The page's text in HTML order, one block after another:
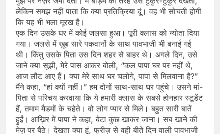
लेकिन समझ नहीं पाता कि क्या प्रतिक्रिया दूं। वह भी सोचती होगी
कि यह भी भला मूरख है।
एक दिन उसके घर में कोई जलसा हुआ। पूरी क्लास को न्योता दिया
गया। जलसे में ख़ूब सारे पकवानों के साथ पावभाजी भी बनाई गई
थी। किंतु उसके पिता उस दिन शहर से बाहर थे। अगले दिन, उसे
जाने क्या सूझी, मेरे पास आकर बोली, “कल पापा घर पर नहीं थे,
आज लौट आए हैं। क्या मेरे साथ घर चलोगे, पापा से मिलवाना है?”
मैंने कहा, “हां क्यों नहीं।” हम दोनों साथ-साथ घर पहुंचे। उसने मां-
पिता से परिचय करवाया कि ये हमारी क्लास के सबसे होनहार स्टूडेंट
हैं, तमाम मैडमों के चहेते। वो लोग प्यार से मिले। बहुत सारी बातें
हुईं। आख़िर में पापा ने कहा, बेटा कुछ खाकर जाना। सब खाने की
मेज़ पर बैठे। देखता क्या हूं, फ्रीज़ से वही बीते दिन वाली पावभाजी